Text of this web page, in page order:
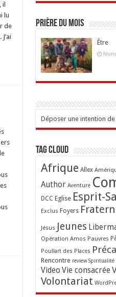
lu
de
Prière du mois
Être
Déposer une intention
Tag Cloud
Afrique Allex
Author Aventure
DCC Eglise Esprit-
Exclus Foyers
Jésus Jeunes
Opération Amos Pauvres
Poullart des Places
Rencontre review Spiritualité
Video Vie consacrée
Volontariat